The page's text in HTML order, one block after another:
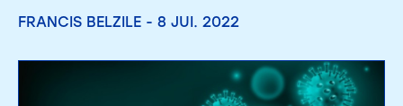
FRANCIS BELZILE - 8 JUI. 2022